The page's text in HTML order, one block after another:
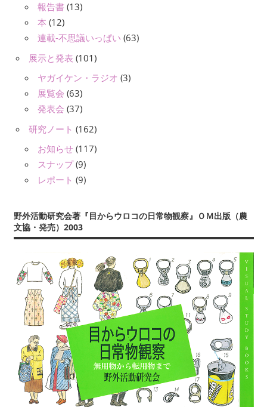
報告書 (13)
本 (12)
連載-不思議いっぱい (63)
展示と発表 (101)
ヤガイケン・ラジオ (3)
展覧会 (63)
発表会 (37)
研究ノート (162)
お知らせ (117)
スナップ(9)
レポート (9)
野外活動研究会著『目からウロコの日常物観察』ＯＭ出版（農
文協・発売）2003